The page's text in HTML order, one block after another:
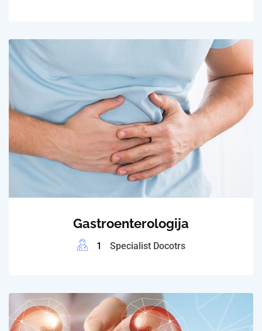
Gastroenterologija
1 Specialist Docotrs